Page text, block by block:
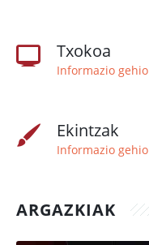
Txokoa
Informazio gehio
Ekintzak
Informazio gehio
ARGAZKIAK